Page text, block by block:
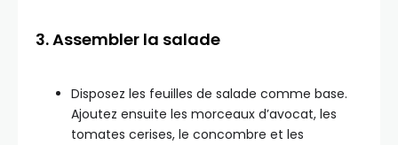
3. Assembler la salade
Disposez les feuilles de salade comme base.
Ajoutez ensuite les morceaux d’avocat, les
tomates cerises, le concombre et les